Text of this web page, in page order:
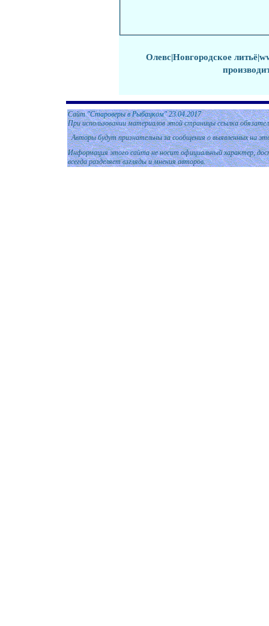
Олевс|Новгородское литьё
Сайт"Староверы в Рыбацком" 23.04.2017
При использовании материалов этой страницы ссылка
Авторы будут признательны за сообщения о выявленных на
Информация этого сайта не носит официальный характер,
всегда разделяет взгляды и мнения авторов.